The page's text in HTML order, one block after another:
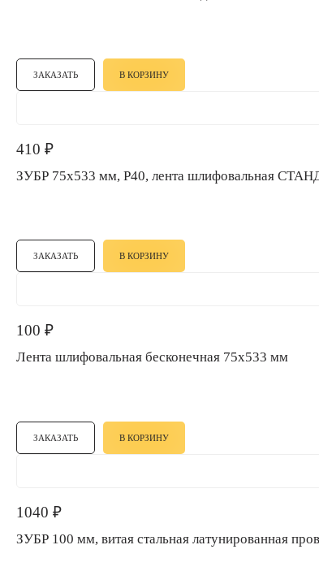
ЗАКАЗАТЬ В КОРЗИНУ
410 ₽
ЗУБР 75х533 мм, P40, лента шлифовальная
ЗАКАЗАТЬ В КОРЗИНУ
100 ₽
Лента шлифовальная бесконечная 75х533 мм
ЗАКАЗАТЬ В КОРЗИНУ
1040 ₽
ЗУБР 100 мм, витая стальная